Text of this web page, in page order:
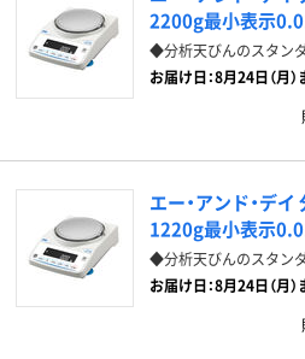
2200g最小表示
◆分析天びんのスタンダ
お届け日：8月24日（月）
エー・アンド・デ
1220g最小表示
◆分析天びんのスタンダ
お届け日：8月24日（月）